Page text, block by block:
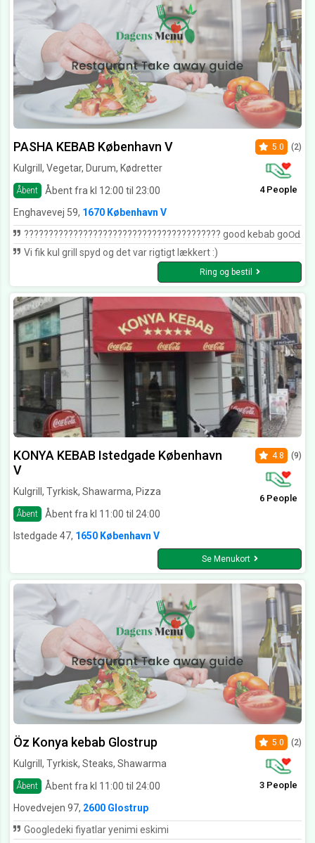
PASHA KEBAB København V
Kulgrill, Vegetar, Durum, Kødretter
Åbent Åbent fra kl 12:00 til 23:00
5.0 (2)
4 People
Enghavevej 59, 1670 København V
???????????????????????????????????????? good kebab go౦ԁ kEbab???? thats ✔ some good????????kebab right????????there???????????? right✔there ✔✔if i do eat so my self ???? i eat so ???? thats what im talking about right there right there (chorus: ʳᶦᵍʰᵗ ᵗʰᵉʳᵉ) mMMMMᎷМ???? ???????? ????НO0ОଠOOOOOОଠଠOoooᵒᵒᵒᵒᵒᵒᵒᵒᵒ???? ???????? ???? ???? ???? ???? ???? ???? ????????Good kebab
Vi fik kul grill spyd og det var rigtigt lækkert :)
Ring og bestil
KONYA KEBAB Istedgade København
V
Kulgrill, Tyrkisk, Shawarma, Pizza
Åbent Åbent fra kl 11:00 til 24:00
4.8 (9)
6 People
Istedgade 47, 1650 København V
Se Menukort
Öz Konya kebab Glostrup
Kulgrill, Tyrkisk, Steaks, Shawarma
Åbent Åbent fra kl 11:00 til 24:00
5.0 (2)
3 People
Hovedvejen 97, 2600 Glostrup
Googledeki fiyatlar yenimi eskimi